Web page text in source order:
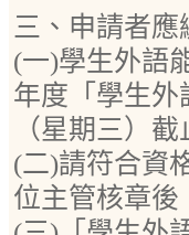
三、申請者
(一)學生外語
年度「學生外
（星期三）截
(二)請符合資
位主管核章後